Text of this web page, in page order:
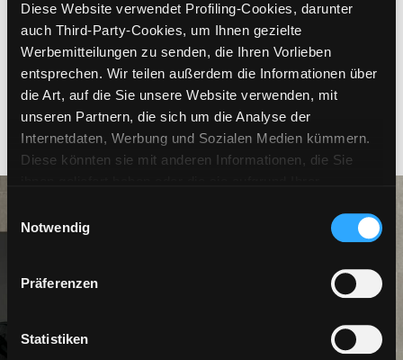
Diese Website verwendet Profiling-Cookies, darunter
auch Third-Party-Cookies, um Ihnen gezielte
Werbemitteilungen zu senden, die Ihren Vorlieben
entsprechen. Wir teilen außerdem die Informationen über
die Art, auf die Sie unsere Website verwenden, mit
unseren Partnern, die sich um die Analyse der
Internetdaten, Werbung und Sozialen Medien kümmern.
Diese könnten sie mit anderen Informationen, die Sie
kombinieren. Falls Sie mehr wissen möchten oder Ihre
Zustimmung zu allen oder einigen Cookies verweigern,
. Die Zustimmung kann durch Klicken auf
die Schaltfläche „Cookies akzeptieren“ gegeben werden.
können Sie Ihre Zustimmung mit der Schaltfläche
Notwendig
Präferenzen
Statistiken
CHÂTEAU
MOKA
80X80 60X60
DAS KÖNNTE DICH INTERESSIEREN